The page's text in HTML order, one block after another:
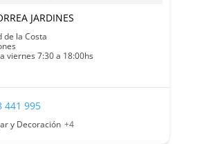
JARDINES
de la Costa
viernes 7:30 a 18:00hs
441 995
y Decoración +4